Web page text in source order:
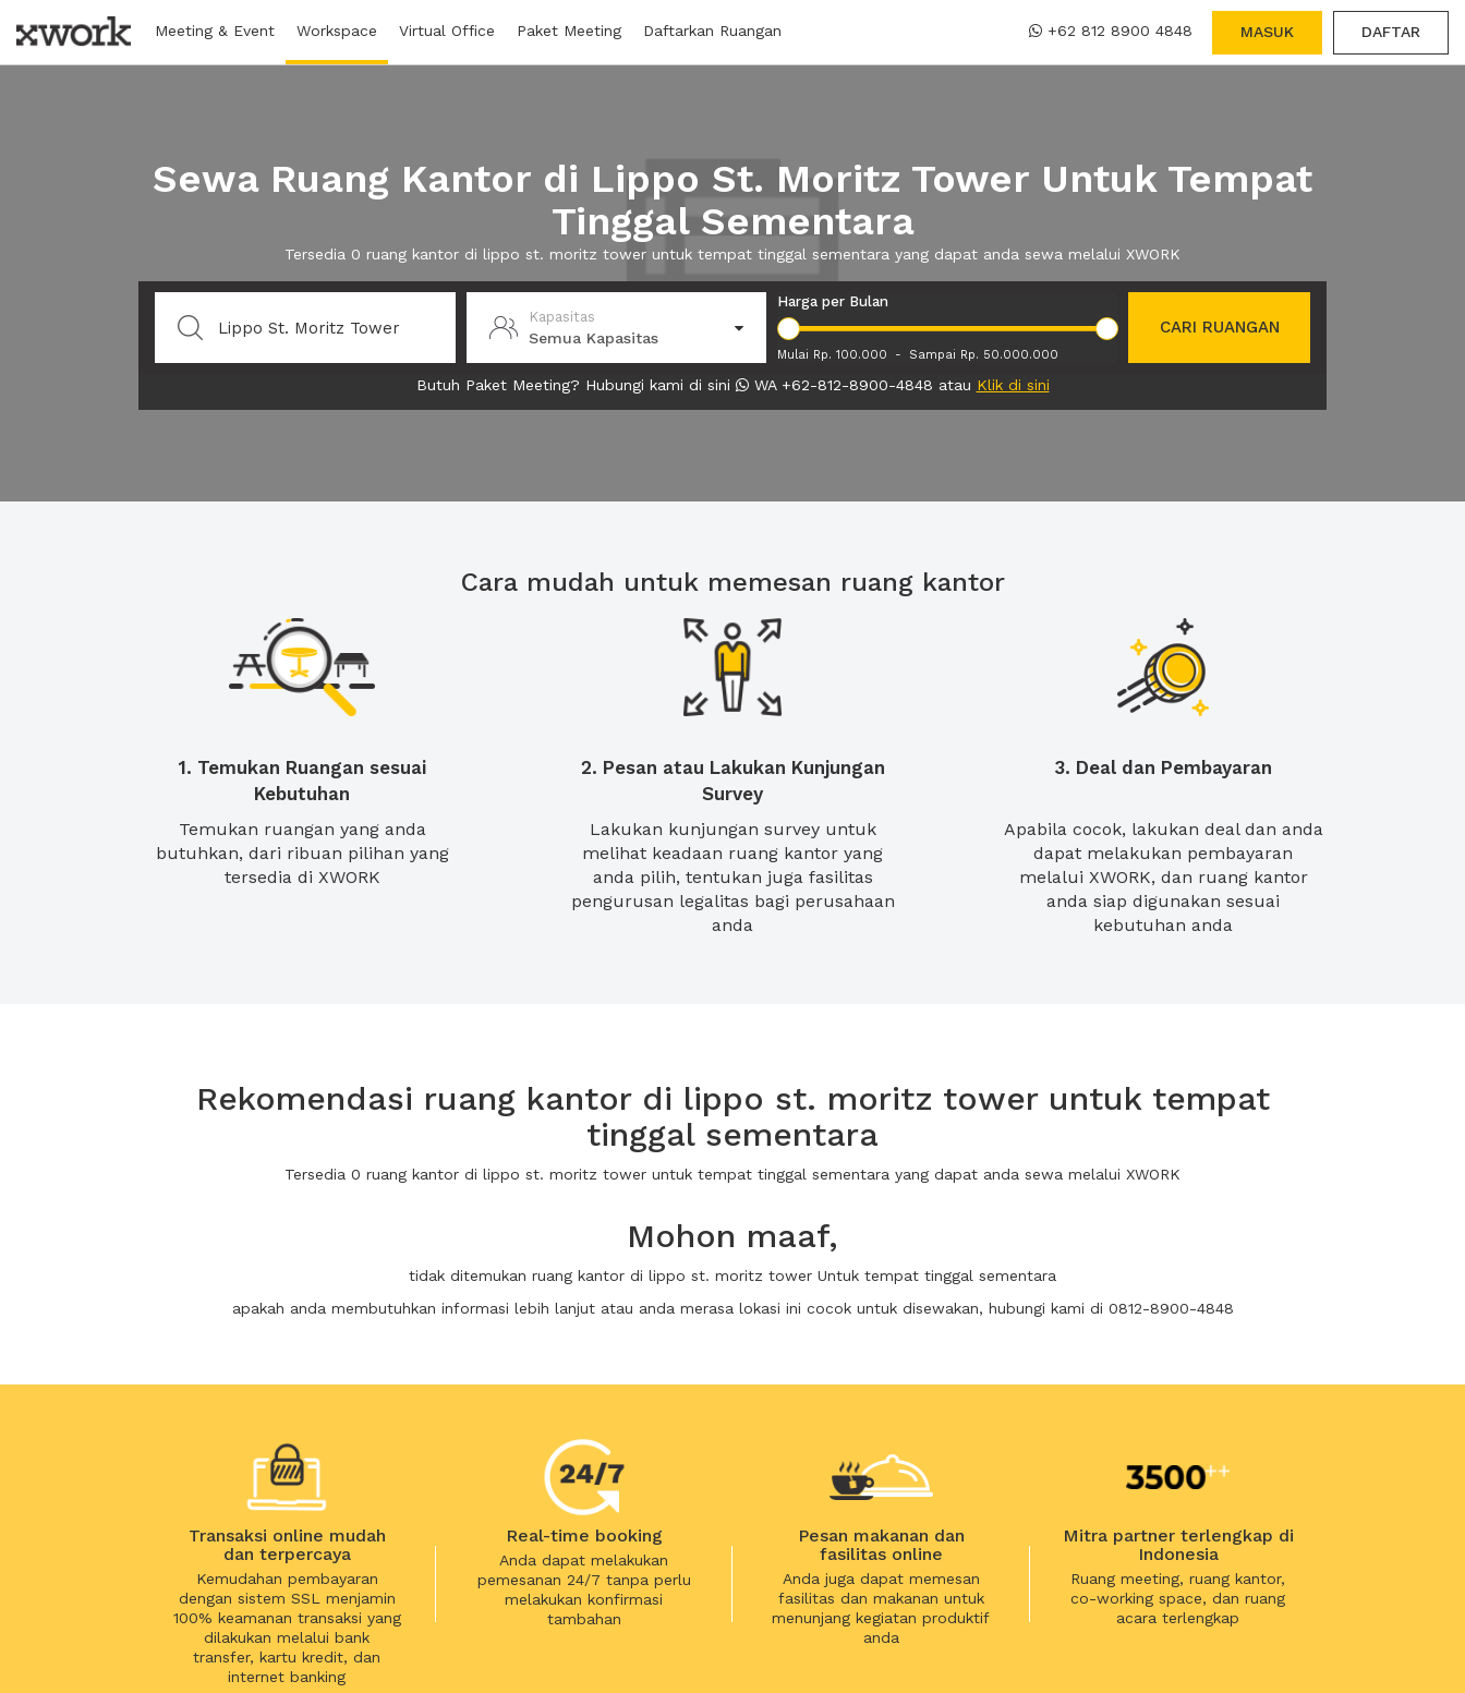
Meeting & Event Workspace Virtual Office Paket Meeting Daftarkan Ruangan +62 812 8900 4848 MASUK DAFTAR
Sewa Ruang Kantor di Lippo St. Moritz Tower Untuk Tempat
Tinggal Sementara
Tersedia 0 ruang kantor di lippo st. moritz tower untuk tempat tinggal sementara yang dapat anda sewa melalui XWORK
Kapasitas
Semua Kapasitas
Harga per Bulan
Mulai Rp. 100.000 - Sampai Rp. 50.000.000
CARI RUANGAN
Butuh Paket Meeting? Hubungi kami di sini WA +62-812-8900-4848 atau Klik di sini
Cara mudah untuk memesan ruang kantor
1. Temukan Ruangan sesuai
Kebutuhan
Temukan ruangan yang anda
butuhkan, dari ribuan pilihan yang
tersedia di XWORK
2. Pesan atau Lakukan Kunjungan
Survey
Lakukan kunjungan survey untuk
melihat keadaan ruang kantor yang
anda pilih, tentukan juga fasilitas
pengurusan legalitas bagi perusahaan
anda
3. Deal dan Pembayaran
Apabila cocok, lakukan deal dan anda
dapat melakukan pembayaran
melalui XWORK, dan ruang kantor
anda siap digunakan sesuai
kebutuhan anda
Rekomendasi ruang kantor di lippo st. moritz tower untuk tempat
tinggal sementara
Tersedia 0 ruang kantor di lippo st. moritz tower untuk tempat tinggal sementara yang dapat anda sewa melalui XWORK
Mohon maaf,
tidak ditemukan ruang kantor di lippo st. moritz tower Untuk tempat tinggal sementara
apakah anda membutuhkan informasi lebih lanjut atau anda merasa lokasi ini cocok untuk disewakan, hubungi kami di 0812-8900-4848
Transaksi online mudah
dan terpercaya
Kemudahan pembayaran
dengan sistem SSL menjamin
100% keamanan transaksi yang
dilakukan melalui bank
transfer, kartu kredit, dan
internet banking
Real-time booking
Anda dapat melakukan
pemesanan 24/7 tanpa perlu
melakukan konfirmasi
tambahan
Pesan makanan dan
fasilitas online
Anda juga dapat memesan
fasilitas dan makanan untuk
menunjang kegiatan produktif
anda
Mitra partner terlengkap di
Indonesia
Ruang meeting, ruang kantor,
co-working space, dan ruang
acara terlengkap